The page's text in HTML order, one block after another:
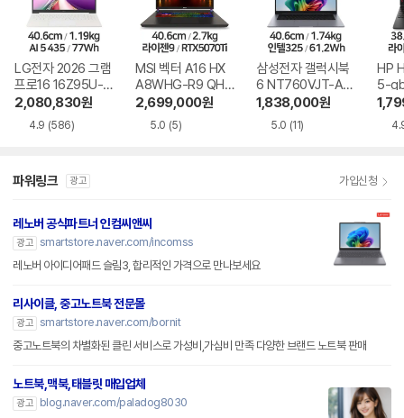
LG전자 2026 그램
프로16 16Z95U-G
S5WK
2,080,830원
4.9 (586)
MSI 벡터 A16 HX
A8WHG-R9 QHD
+
2,699,000원
5.0 (5)
삼성전자 갤럭시북
6 NT760VJT-A51
A
1,838,000원
5.0 (11)
HP
5-
파워링크 광고 가입신청
레노버 공식파트너 인컴씨앤씨
광고 smartstore.naver.com/incomss
레노버 아이디어패드 슬림3, 합리적인 가격으로 만나보세요
리사이클, 중고노트북 전문몰
광고 smartstore.naver.com/bornit
중고노트북의 차별화된 클린 서비스로 가성비,가심비 만족 다양한 브랜드 노트북 판매
노트북,맥북,태블릿 매입업체
광고
blog.naver.com/paladog8030